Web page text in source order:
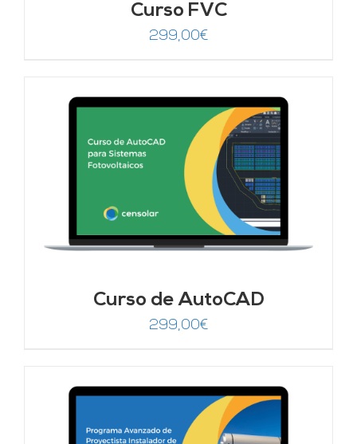
Curso FVC
299,00€
Curso de AutoCAD
299,00€